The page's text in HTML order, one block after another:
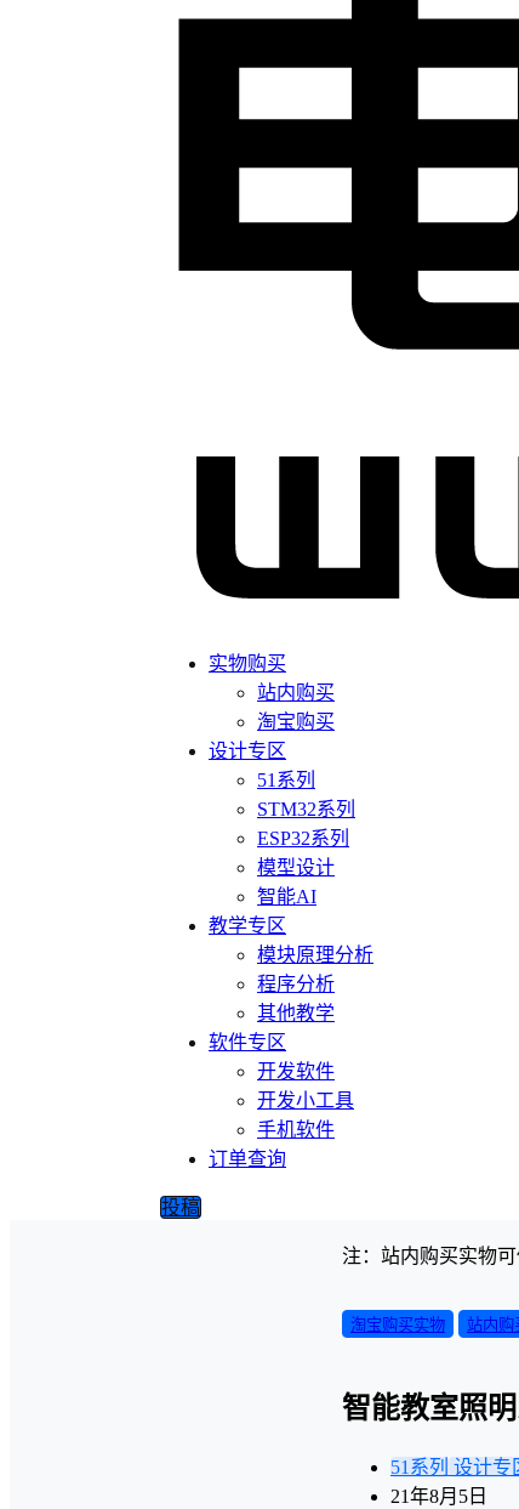
实物购买
站内购买
淘宝购买
设计专区
51系列
STM32系列
ESP32系列
模型设计
智能AI
教学专区
模块原理分析
程序分析
其他教学
软件专区
开发软件
开发小工具
手机软件
订单查询
投稿
注：站内购买实物
淘宝购买实物 站内购
智能教室照
51系列 设计专
21年8月5日